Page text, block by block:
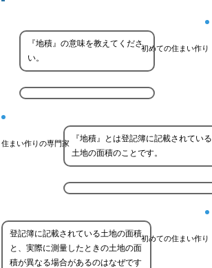
初めての住まい作り
『地積』の意味を教えてくださ
い。
住まい作りの専門家
『地積』とは登記簿に記載されている
土地の面積のことです。
初めての住まい作り
登記簿に記載されている土地の面積
と、実際に測量したときの土地の面
積が異なる場合があるのはなぜです